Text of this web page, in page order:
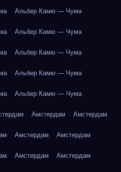
Альбер Камю — Чума
Альбер Камю — Чума
Альбер Камю — Чума
Альбер Камю — Чума
Альбер Камю — Чума
Амстердам Амстердам
Амстердам Амстердам
Амстердам Амстердам